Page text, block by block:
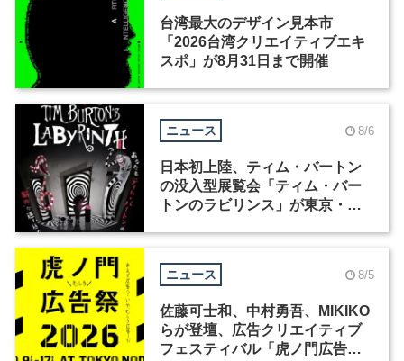
台湾最大のデザイン見本市
「2026台湾クリエイティブエキ
スポ」が8月31日まで開催
ニュース 8/6
日本初上陸、ティム・バートン
の没入型展覧会「ティム・バー
トンのラビリンス」が東京・豊
ニュース 8/5
佐藤可士和、中村勇吾、MIKIKO
らが登壇、広告クリエイティブ
フェスティバル「虎ノ門広告